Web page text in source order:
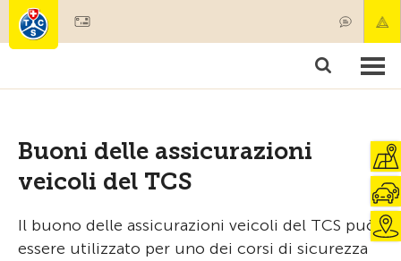
Societariato & prestazioni
Buoni delle assicurazioni
veicoli del TCS
Il buono delle assicurazioni veicoli del TCS può
essere utilizzato per uno dei corsi di sicurezza